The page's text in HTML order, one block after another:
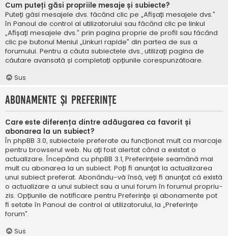
Cum puteți găsi propriile mesaje și subiecte?
Puteți găsi mesajele dvs. făcând clic pe „Afișați mesajele dvs.”
în Panoul de control al utilizatorului sau făcând clic pe linkul
„Afișați mesajele dvs.” prin pagina proprie de profil sau făcând
clic pe butonul Meniul „Linkuri rapide” din partea de sus a
forumului. Pentru a căuta subiectele dvs., utilizați pagina de
căutare avansată și completați opțiunile corespunzătoare.
Sus
Abonamente și Preferințe
Care este diferența dintre adăugarea ca favorit și
abonarea la un subiect?
În phpBB 3.0, subiectele preferate au funcționat mult ca marcaje
pentru browserul web. Nu ați fost alertat când a existat o
actualizare. Începând cu phpBB 3.1, Preferințele seamănă mai
mult cu abonarea la un subiect. Poți fi anunțat la actualizarea
unui subiect preferat. Abonându-vă însă, veți fi anunțat că există
o actualizare a unui subiect sau a unui forum în forumul propriu-
zis. Opțiunile de notificare pentru Preferințe și abonamente pot
fi setate în Panoul de control al utilizatorului, la „Preferințe
forum”.
Sus